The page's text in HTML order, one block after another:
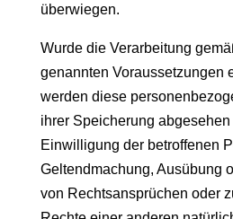
überwiegen.
Wurde die Verarbeitung
genannten Voraussetzungen
werden diese
ihrer Speicherung abgesehen
Einwilligung der betroffenen
Geltendmachung, Ausübung
von Rechtsansprüchen oder